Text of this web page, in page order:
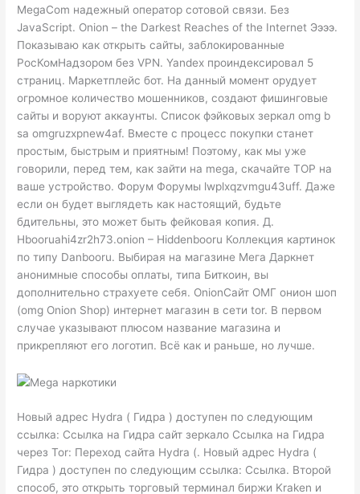
MegaCom надежный оператор сотовой связи. Без
JavaScript. Onion – the Darkest Reaches of the Internet Ээээ.
Показываю как открыть сайты, заблокированныe
РосКомНадзором без VPN. Yandex проиндексировал 5
страниц. Маркетплейс бот. На данный момент орудует
огромное количество мошенников, создают фишинговые
сайты и воруют аккаунты. Список фэйковых зеркал omg b
sa omgruzxpnew4af. Вместе с процесс покупки станет
простым, быстрым и приятным! Поэтому, как мы уже
говорили, перед тем, как зайти на mega, скачайте ТОР на
ваше устройство. Форум Форумы lwplxqzvmgu43uff. Даже
если он будет выглядеть как настоящий, будьте
бдительны, это может быть фейковая копия. Д.
Hbooruahi4zr2h73.onion – Hiddenbooru Коллекция картинок
по типу Danbooru. Выбирая на магазине Мега Даркнет
анонимные способы оплаты, типа Биткоин, вы
дополнительно страхуете себя. OnionСайт ОМГ онион шоп
(omg Onion Shop) интернет магазин в сети tor. В первом
случае указывают плюсом название магазина и
прикрепляют его логотип. Всё как и раньше, но лучше.
Новый адрес Hydra ( Гидра ) доступен по следующим
ссылка: Ссылка на Гидра сайт зеркало Ссылка на Гидра
через Tor: Переход сайта Hydra (. Новый адрес Hydra (
Гидра ) доступен по следующим ссылка: Ссылка. Второй
способ, это открыть торговый терминал биржи Kraken и